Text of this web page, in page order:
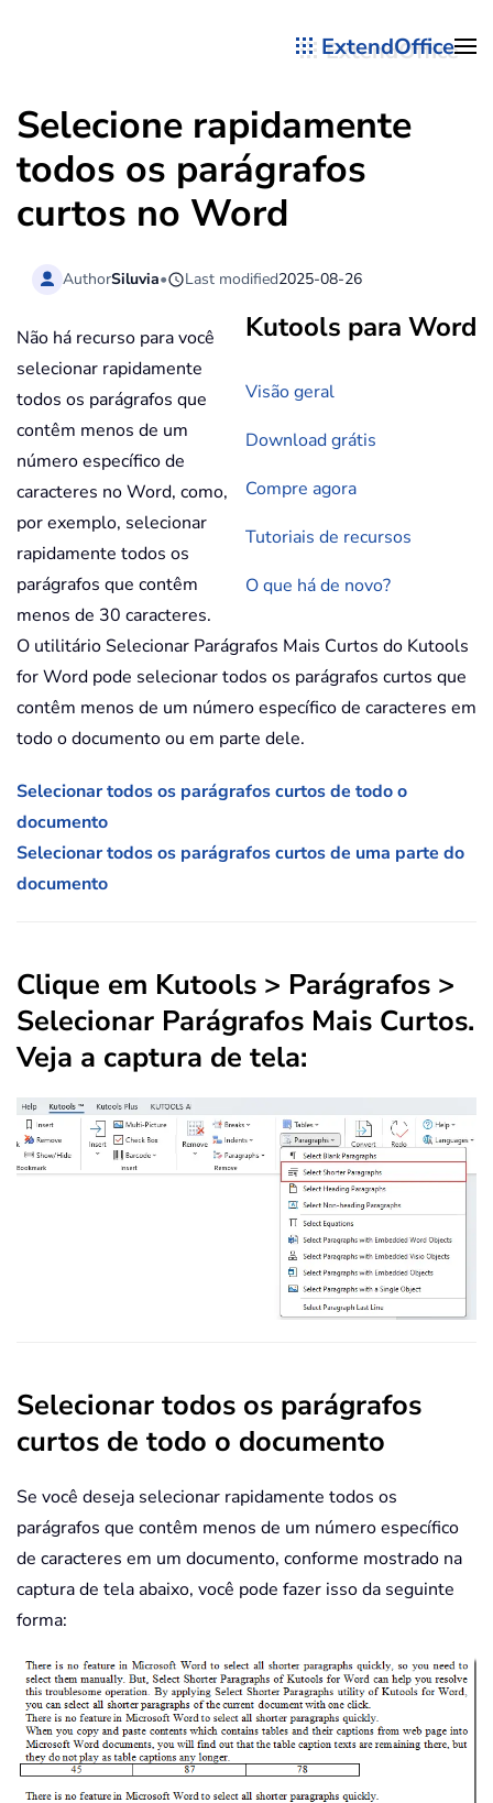
ExtendOffice
Selecione rapidamente
todos os parágrafos
curtos no Word
AuthorSiluvia• Last modified2025-08-26
Kutools para Word
Visão geral
Download grátis
Compre agora
Tutoriais de recursos
O que há de novo?
Não há recurso para você
selecionar rapidamente
todos os parágrafos que
contêm menos de um
número específico de
caracteres no Word, como,
por exemplo, selecionar
rapidamente todos os
parágrafos que contêm
menos de 30 caracteres.
O utilitário Selecionar Parágrafos Mais Curtos do Kutools
for Word pode selecionar todos os parágrafos curtos que
contêm menos de um número específico de caracteres em
todo o documento ou em parte dele.
Selecionar todos os parágrafos curtos de todo o
documento
Selecionar todos os parágrafos curtos de uma parte do
documento
Clique em Kutools > Parágrafos >
Selecionar Parágrafos Mais Curtos.
Veja a captura de tela:
Selecionar todos os parágrafos
curtos de todo o documento
Se você deseja selecionar rapidamente todos os
parágrafos que contêm menos de um número específico
de caracteres em um documento, conforme mostrado na
captura de tela abaixo, você pode fazer isso da seguinte
forma: